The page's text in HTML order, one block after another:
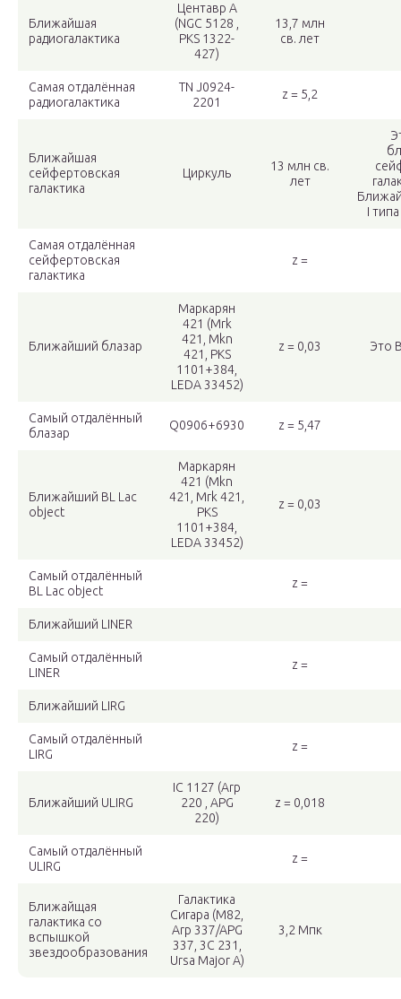
Ближайшая
радиогалактика
Центавр A
(NGC 5128 ,
PKS 1322-
427)
13,7 млн
св. лет
Самая отдалённая
радиогалактика
TN J0924-
2201
z = 5,2
Ближайшая
сейфертовская
галактика
Циркуль
13 млн св.
лет
I
Самая отдалённая
cейфертовская
галактика
z =
Ближайший блазар
Маркарян
421 (Mrk
421, Mkn
421, PKS
1101+384,
LEDA 33452)
z = 0,03 Это
Самый отдалённый
блазар
Q0906+6930 z = 5,47
Ближайший BL Lac
object
Маркарян
421 (Mkn
421, Mrk 421,
PKS
1101+384,
LEDA 33452)
z = 0,03
Самый отдалённый
BL Lac object
z =
Ближайший LINER
Самый отдалённый
LINER
z =
Ближайший LIRG
Самый отдалённый
LIRG
z =
Ближайший ULIRG
IC 1127 (Arp
220 , APG
220)
z = 0,018
Самый отдалённый
ULIRG
z =
Ближайщая
галактика со
вспышкой
звездообразования
Галактика
Сигара (M82,
Arp 337/APG
337, 3C 231,
Ursa Major A)
3,2 Мпк